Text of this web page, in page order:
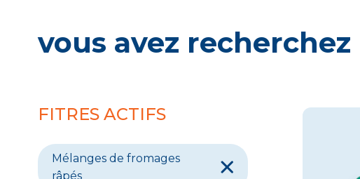
vous avez recherchez
FITRES ACTIFS
Mélanges de fromages
râpés